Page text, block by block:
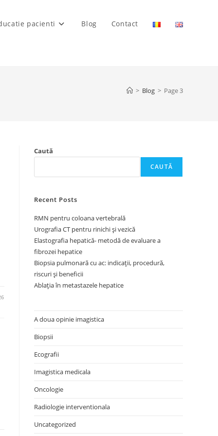
pacienti Blog Contact
> Blog > Page 3
Caută
CAUTĂ
Recent Posts
RMN pentru coloana vertebrală
Urografia CT pentru rinichi și vezică
Elastografia hepatică- metodă de evaluare a
fibrozei hepatice
Biopsia pulmonară cu ac: indicații, procedură,
riscuri și beneficii
Ablația în metastazele hepatice
A doua opinie imagistica
Biopsii
Ecografii
Imagistica medicala
Oncologie
Radiologie interventionala
Uncategorized